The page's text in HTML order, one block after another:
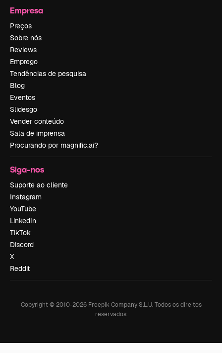
Empresa
Preços
Sobre nós
Reviews
Emprego
Tendências de pesquisa
Blog
Eventos
Slidesgo
Vender conteúdo
Sala de imprensa
Procurando por magnific.ai?
Siga-nos
Suporte ao cliente
Instagram
YouTube
LinkedIn
TikTok
Discord
X
Reddit
Copyright © 2010-2026Freepik Company S.L.U. Todos os direitos
reservados.